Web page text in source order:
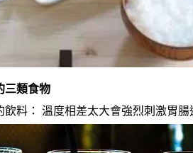
三類食物
飲料： 溫度相差太大會強烈刺激胃腸